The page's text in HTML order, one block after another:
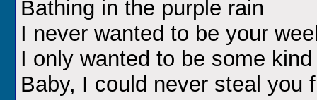
Bathing in the purple rain
I never wanted to be your
I only wanted to be some
Baby, I could never steal you